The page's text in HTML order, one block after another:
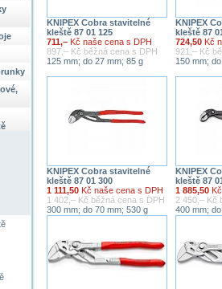
KNIPEX Cobra stavitelné
kleště 87 01 125
711,– Kč naše cena s DPH
897,– Kč běžná cena s DPH
125 mm; do 27 mm; 85 g
KNIPEX
kleště 87
724,50 Kč
921,– Kč
150 mm;
KNIPEX Cobra stavitelné
kleště 87 01 300
1 111,50 Kč naše cena s DPH
1 402,– Kč běžná cena s DPH
300 mm; do 70 mm; 530 g
KNIPEX
kleště 87
1 885,50
2 450,– Kč
400 mm;